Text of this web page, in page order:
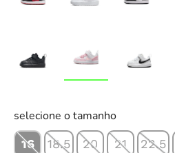
selecione o tamanho
16 18.5 20 21 22.5